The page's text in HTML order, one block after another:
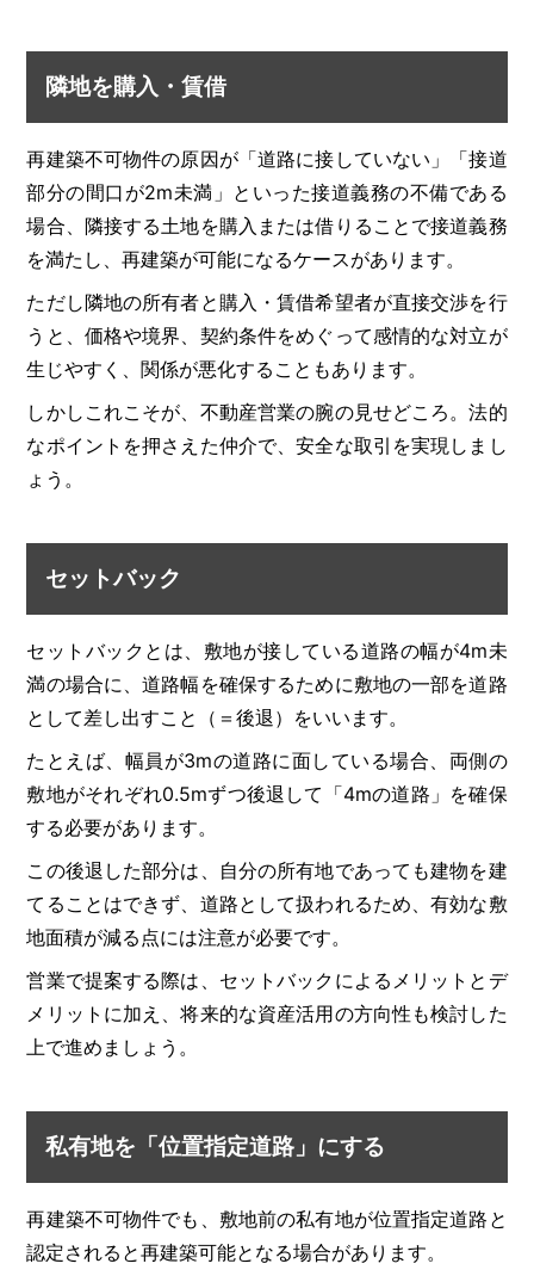
隣地を購入・賃借
再建築不可物件の原因が「道路に接していない」「接道
部分の間口が2m未満」といった接道義務の不備である
場合、隣接する土地を購入または借りることで接道義務
を満たし、再建築が可能になるケースがあります。
ただし隣地の所有者と購入・賃借希望者が直接交渉を行
うと、価格や境界、契約条件をめぐって感情的な対立が
生じやすく、関係が悪化することもあります。
しかしこれこそが、不動産営業の腕の見せどころ。法的
なポイントを押さえた仲介で、安全な取引を実現しまし
ょう。
セットバック
セットバックとは、敷地が接している道路の幅が4m未
満の場合に、道路幅を確保するために敷地の一部を道路
として差し出すこと（＝後退）をいいます。
たとえば、幅員が3mの道路に面している場合、両側の
敷地がそれぞれ0.5mずつ後退して「4mの道路」を確保
する必要があります。
この後退した部分は、自分の所有地であっても建物を建
てることはできず、道路として扱われるため、有効な敷
地面積が減る点には注意が必要です。
営業で提案する際は、セットバックによるメリットとデ
メリットに加え、将来的な資産活用の方向性も検討した
上で進めましょう。
私有地を「位置指定道路」にする
再建築不可物件でも、敷地前の私有地が位置指定道路と
認定されると再建築可能となる場合があります。